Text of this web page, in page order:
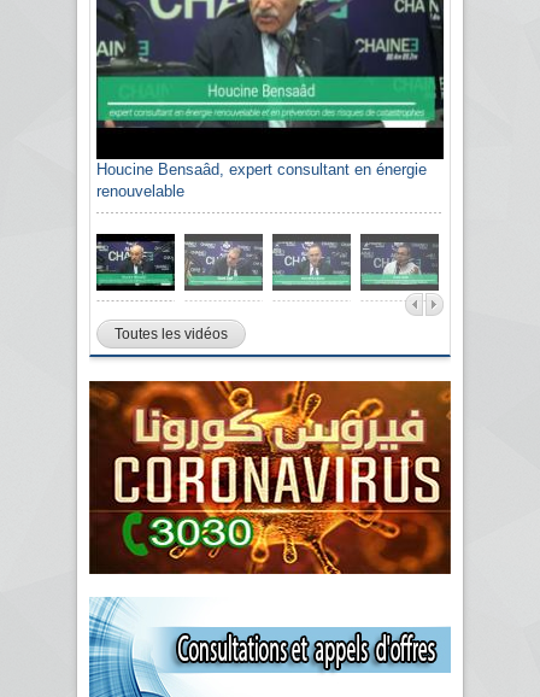
Houcine Bensaâd, expert consultant en énergie
renouvelable
Toutes les vidéos